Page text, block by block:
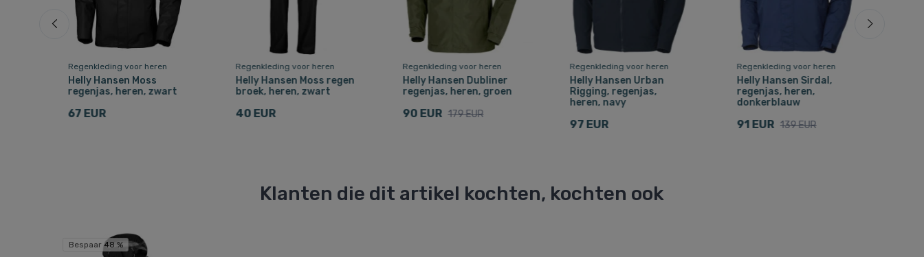
Regenkleding voor heren
Helly Hansen Moss
regenjas, heren, zwart
67 EUR
Regenkleding voor heren
Helly Hansen Moss regen
broek, heren, zwart
40 EUR
Regenkleding voor heren
Helly Hansen Dubliner
regenjas, heren, groen
90 EUR 179 EUR
Regenkleding voor heren
Helly Hansen Urban
Rigging, regenjas,
heren, navy
97 EUR
Regenkleding voor heren
Helly Hansen Sirdal,
regenjas, heren,
donkerblauw
91 EUR 139 EUR
Klanten die dit artikel kochten, kochten ook
Bespaar 48 %